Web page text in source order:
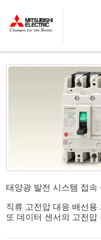
::제품정보::
직류 고전압 대응
태양광 발전 시스템 접속
직류 고전압 대응 배선
또 데이터 센서의 고전